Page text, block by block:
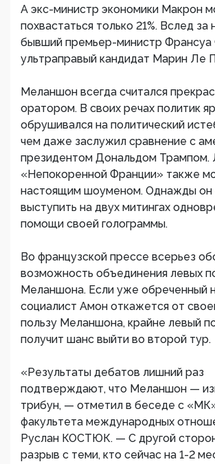
А экс-министр экономики Макрон
похвастаться только 21%. Вслед за
бывший премьер-министр Франсуа
ультраправый кандидат Марин Ле
Меланшон всегда считался
оратором. В своих речах политик
обрушивался на политический
чем даже заслужил сравнение с
президентом Дональдом Трампом.
«Непокоренной Франции» также
настоящим шоуменом. Однажды он
выступить на двух митингах
помощи своей голограммы.
Во французской прессе всерьез
возможность объединения левых
Меланшона. Если уже обреченный
социалист Амон откажется от
пользу Меланшона, крайне левый
получит шанс выйти во второй тур.
«Результаты дебатов лишний раз
подтверждают, что Меланшон —
трибун, — отметил в беседе с
факультета международных
Руслан КОСТЮК. — С другой
разрыв с теми, кто сейчас на 1-2